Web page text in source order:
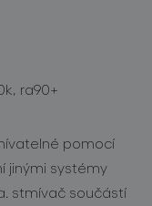
ra90+
pomocí
jinými systémy
stmívač součástí